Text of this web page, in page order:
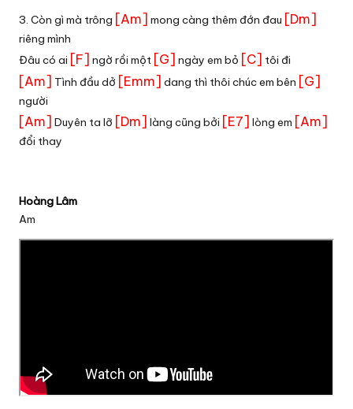
3. Còn gì mà trông [Am] mong càng thêm đớn đau [Dm]
riêng mình
Đâu có ai [F] ngờ rồi một [G] ngày em bỏ [C] tôi đi
[Am] Tình đầu dở [Emm] dang thì thôi chúc em bên [G]
người
[Am] Duyên ta lỡ [Dm] làng cũng bởi [E7] lòng em [Am]
đổi thay
Hoàng Lâm
Am